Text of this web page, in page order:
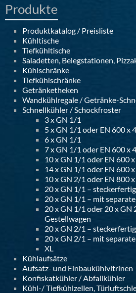
Produkte
Produktkatalog / Preisliste
Kühltische
Tiefkühltische
Saladetten, Belegstationen,
Kühlschränke
Tiefkühlschränke
Getränketheken
Wandkühlregale / Getränke-
Schnellkühler / Schockfroster
3 x GN 1/1
5 x GN 1/1 oder EN 600 x
6 x GN 1/1
7 x GN 1/1 oder EN 600 x
10 x GN 1/1 oder EN 600
14 x GN 1/1 oder EN 600
10 x GN 2/1 oder EN 800
20 x GN 1/1 – steckerfertig
20 x GN 1/1 – mit
20 x GN 1/1 oder 20 x
Gestellwagen
20 x GN 2/1 – steckerfertig
20 x GN 2/1 – mit
XL
Kühlaufsätze
Aufsatz- und Einbaukühlvitrinen
Konfiskatkühler / Abfallkühler
Kühl-/ Tiefkühlzellen,